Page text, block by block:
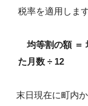
税率を適用します
均等割の額 ＝
た月数 ÷ 12
末日現在に町内